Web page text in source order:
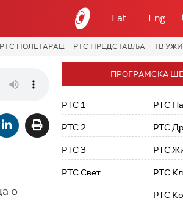
Lat Eng
РТС ПОЛЕТАРАЦ РТС ПРЕДСТАВЉА ТВ
о
ПРОГРАМСКА
РТС 1
РТС 2
РТС 3
РТС Свет
РТС
РТС
РТС
РТС
РТС